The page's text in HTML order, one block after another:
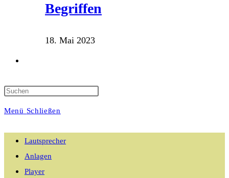
Begriffen
18. Mai 2023
Suche
umschalten
Menü Schließen
Lautsprecher
Anlagen
Player